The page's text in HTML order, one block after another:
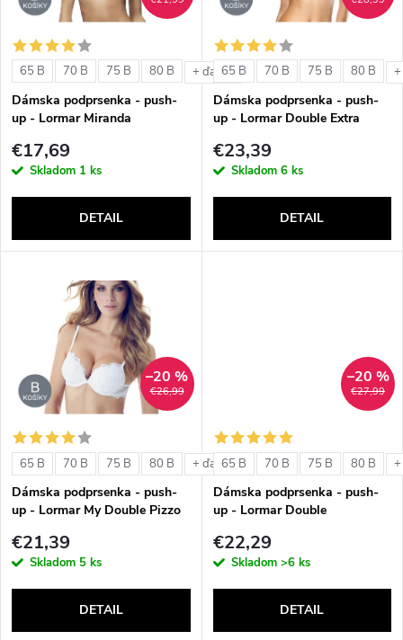
i
e
p
r
d
t
o
v
i
s
p
r
o
d
t
o
v
65 B 70 B 75 B 80 B + ďalšie
Dámska podprsenka - push-
up - Lormar Miranda
€17,69
Skladom 1 ks
DETAIL
65 B 70 B 75 B 80 B
Dámska podprsenka - push-
up - Lormar Double Extra
€23,39
Skladom 6 ks
DETAIL
€26,99
–20 %
65 B 70 B 75 B 80 B + ďalšie
Dámska podprsenka - push-
up - Lormar My Double Pizzo
€21,39
Skladom 5 ks
DETAIL
€27,99
–20 %
65 B 70 B 75 B 80 B
Dámska podprsenka - push-
up - Lormar Double
€22,29
Skladom >6 ks
DETAIL